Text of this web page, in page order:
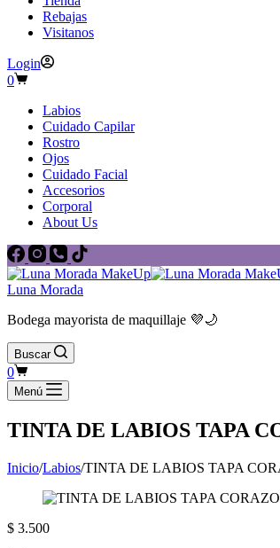
Rebajas
Visitanos
Login
Carro
compra
0
Labios
Cuidado Capilar
Rostro
Ojos
Cuidado Facial
Accesorios
Corporal
About Us
Luna Morada
Bodega mayorista de maquillaje 💜🌙
Buscar
Carro
de
compra
0
Menú
TINTA DE LABIOS TAPA
Inicio/Labios/TINTA DE LABIOS TAPA
$ 3.500